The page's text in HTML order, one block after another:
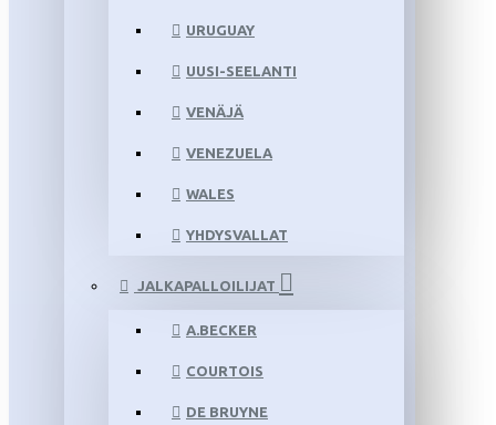
URUGUAY
UUSI-SEELANTI
VENÄJÄ
VENEZUELA
WALES
YHDYSVALLAT
JALKAPALLOILIJAT
A.BECKER
COURTOIS
DE BRUYNE